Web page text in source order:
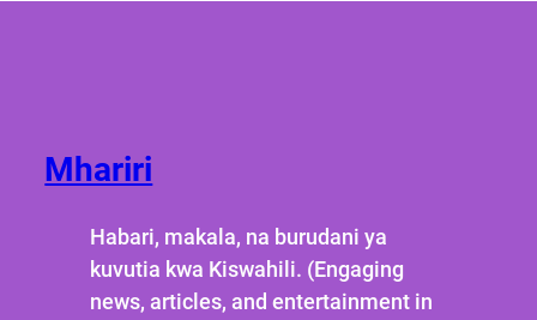
Mhariri
Habari, makala, na burudani ya
kuvutia kwa Kiswahili. (Engaging
news, articles, and entertainment in